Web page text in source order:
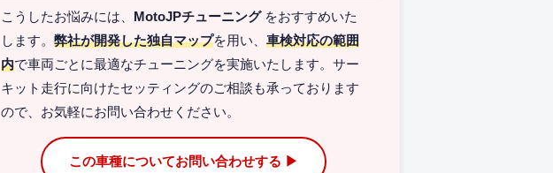
こうしたお悩みには、 MotoJPチューニングをおすすめいた
します。 弊社が開発した独自マップを用い、 車検対応の範囲
内で車両ごとに最適なチューニングを実施いたします。サー
キット走行に向けたセッティングのご相談も承っております
ので、お気軽にお問い合わせください。
この車種についてお問い合わせする ▶